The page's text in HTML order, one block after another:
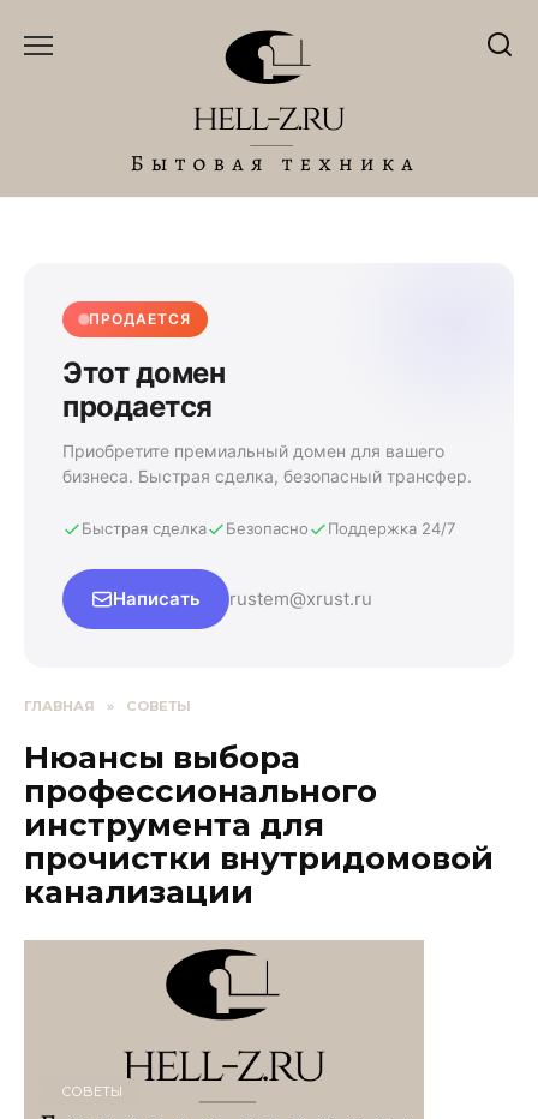
ПРОДАЕТСЯ
Этот домен
продается
Приобретите премиальный домен для вашего
бизнеса. Быстрая сделка, безопасный трансфер.
Быстрая сделка Безопасно Поддержка 24/7
Написать rustem@xrust.ru
ГЛАВНАЯ » СОВЕТЫ
Нюансы выбора
профессионального
инструмента для
прочистки внутридомовой
канализации
СОВЕТЫ